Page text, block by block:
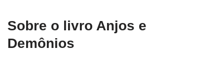
Sobre o livro Anjos e
Demônios